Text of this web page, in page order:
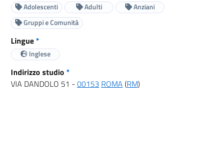
Adolescenti Adulti
Anziani
Gruppi e Comunità
Lingue*
Inglese
Indirizzo studio *
VIA DANDOLO 51 - 00153 ROMA (RM)